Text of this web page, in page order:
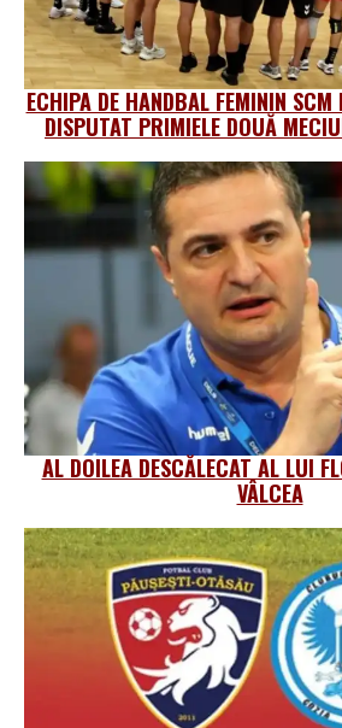
ECHIPA DE HANDBAL FEMININ
DISPUTAT PRIMIELE DOUĂ
AL DOILEA DESCĂLECAT AL LUI
VÂLCEA